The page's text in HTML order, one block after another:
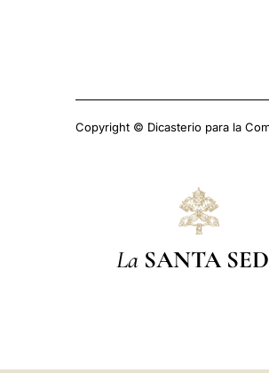
Copyright © Dicasterio para la
La SANTA